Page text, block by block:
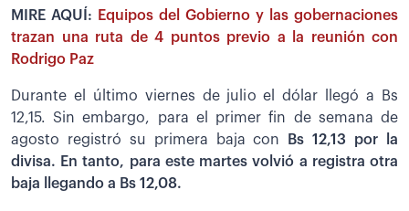
MIRE AQUÍ:
Equipos del Gobierno y las gobernaciones
trazan una ruta de 4 puntos previo a la reunión con
Rodrigo Paz
Durante el último viernes de julio el dólar llegó a Bs
12,15. Sin embargo, para el primer fin de semana de
agosto registró su primera baja con
Bs 12,13 por la
divisa. En tanto, para este martes volvió a registra otra
baja llegando a Bs 12,08.